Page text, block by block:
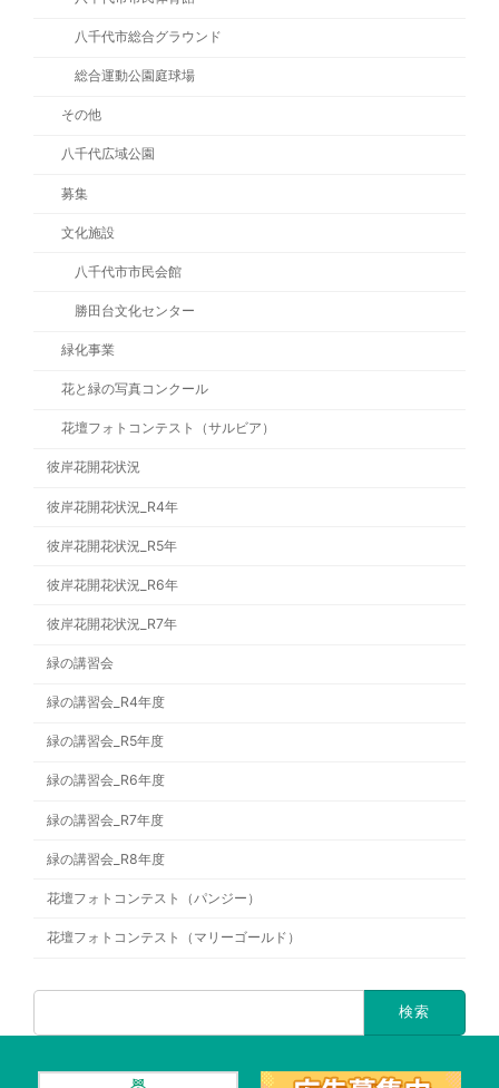
八千代市総合グラウンド
総合運動公園庭球場
その他
八千代広域公園
募集
文化施設
八千代市市民会館
勝田台文化センター
緑化事業
花と緑の写真コンクール
花壇フォトコンテスト（サルビア）
彼岸花開花状況
彼岸花開花状況_R4年
彼岸花開花状況_R5年
彼岸花開花状況_R6年
彼岸花開花状況_R7年
緑の講習会
緑の講習会_R4年度
緑の講習会_R5年度
緑の講習会_R6年度
緑の講習会_R7年度
緑の講習会_R8年度
花壇フォトコンテスト（パンジー）
花壇フォトコンテスト（マリーゴールド）